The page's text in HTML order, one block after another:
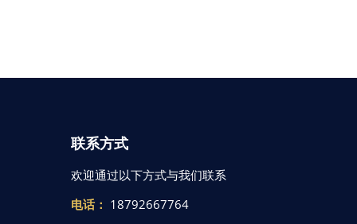
联系方式
欢迎通过以下方式与我们联系
电话： 18792667764